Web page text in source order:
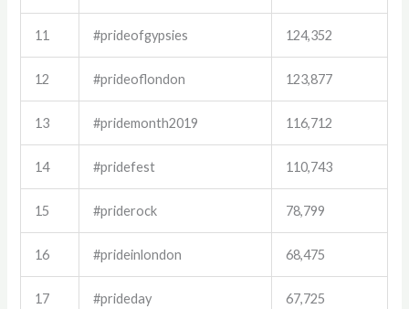
11 #prideofgypsies 124,352
12 #prideoflondon 123,877
13 #pridemonth2019 116,712
14 #pridefest 110,743
15 #priderock 78,799
16 #prideinlondon 68,475
17 #prideday 67,725